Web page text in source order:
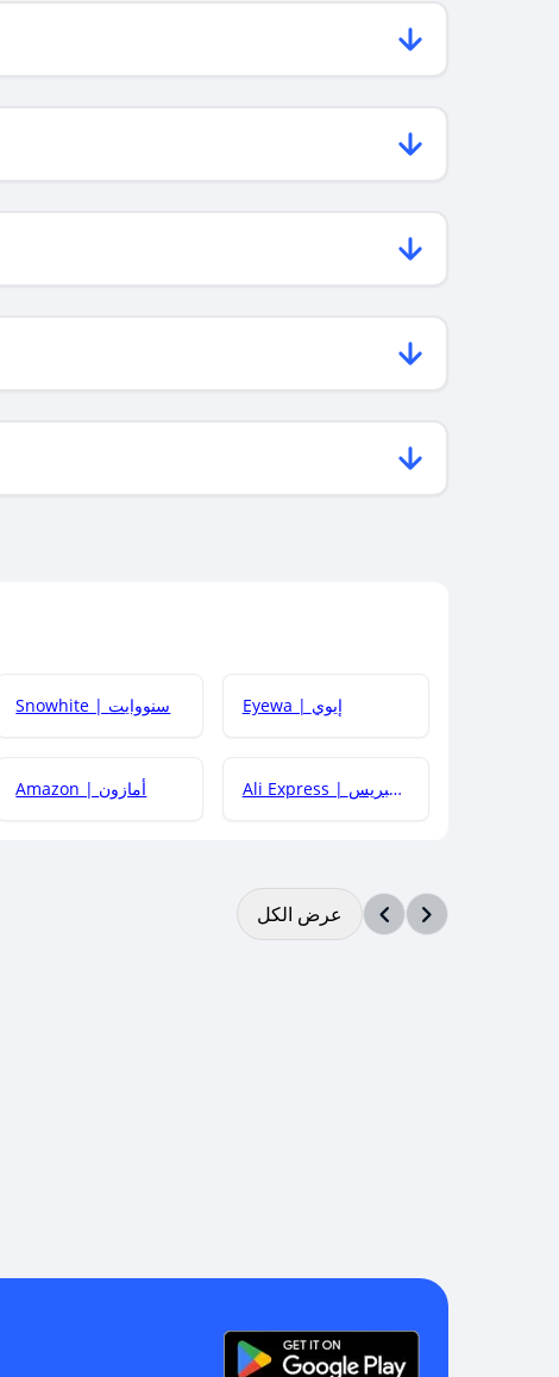
Snowhite | سنووايت Eyewa | إيوي
Amazon | أمازون Ali Express | علي إكسبريس
عرض الكل